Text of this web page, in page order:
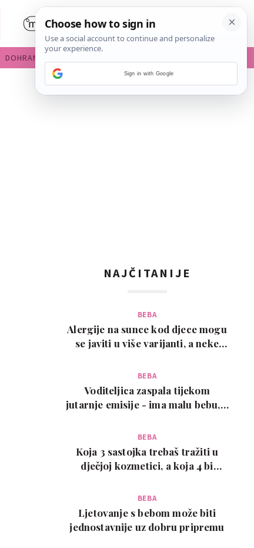
DOHRANA
NAJČITANIJE
BEBA
Alergije na sunce kod djece mogu
se javiti u više varijanti, a neke
BEBA
Voditeljica zaspala tijekom
jutarnje emisije - ima malu bebu, a
BEBA
Koja 3 sastojka trebaš tražiti u
dječjoj kozmetici, a koja 4 bi
BEBA
Ljetovanje s bebom može biti
jednostavnije uz dobru pripremu
Sign in with Google